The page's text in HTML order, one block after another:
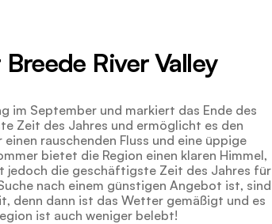
River Valley
im September und markiert das Ende des
Zeit des Jahres und ermöglicht es den
rauschenden Fluss und eine üppige
bietet die Region einen klaren Himmel,
jedoch die geschäftigste Zeit des Jahres für
nach einem günstigen Angebot ist, sind
denn dann ist das Wetter gemäßigt und es
ist auch weniger belebt!